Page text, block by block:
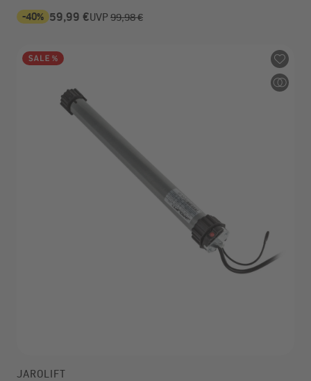
-40% 59,99 €UVP 99,98 €
JAROLIFT